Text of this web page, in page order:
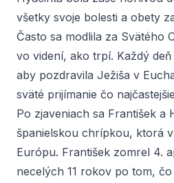
všetky svoje bolesti a obety
Často sa modlila za Svätého
vo videní, ako trpí. Každý
aby pozdravila Ježiša v
sväté prijímanie čo
Po zjaveniach sa František a
španielskou chrípkou, ktorá
Európu. František zomrel 4.
necelých 11 rokov po tom,